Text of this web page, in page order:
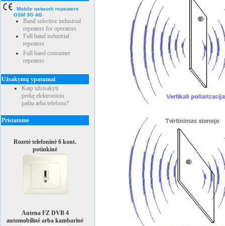
Mobile network repeaters
GSM 3G 4G
Band selective industrial
repeaters for operators
Full band industrial
repeaters
Full band consumer
repeaters
Užsakymų ypatumai
Kaip užsisakyti
prekę elektroniniu
paštu arba telefonu?
Pristatome
Rozetė telefoninė 6 kont.
potinkinė
Antena FZ DVB 4
automobilinė arba kambarinė